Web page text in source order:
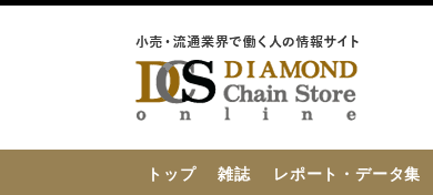
トップ 雑誌 レポート・データ集